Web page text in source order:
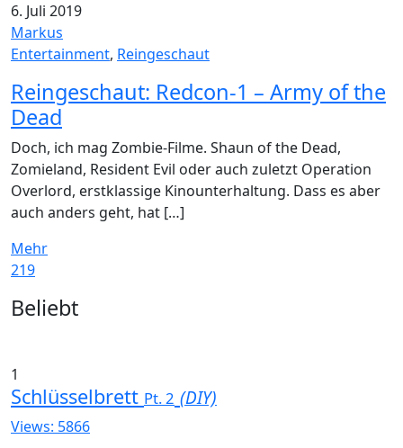
6. Juli 2019
Markus
Entertainment, Reingeschaut
Reingeschaut: Redcon-1 – Army of the
Dead
Doch, ich mag Zombie-Filme. Shaun of the Dead,
Zomieland, Resident Evil oder auch zuletzt Operation
Overlord, erstklassige Kinounterhaltung. Dass es aber
auch anders geht, hat […]
Mehr
219
Widgets
Beliebt
1
Schlüsselbrett Pt. 2 (DIY)
Views: 5866